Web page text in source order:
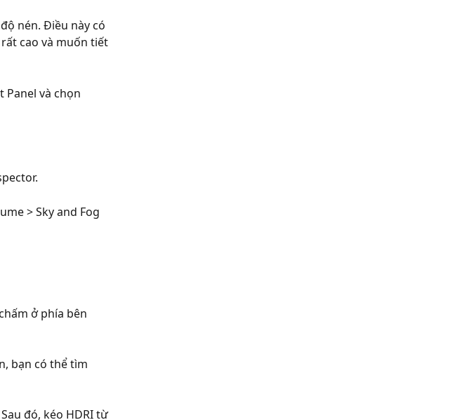
nén. Điều này có
cao và muốn tiết
Panel và chọn
> Sky and Fog
ở phía bên
bạn có thể tìm
đó, kéo HDRI từ